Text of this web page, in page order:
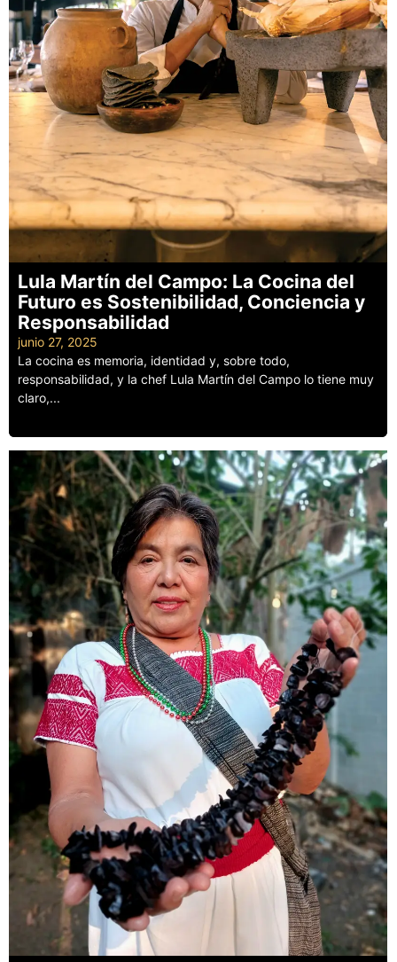
Lula Martín del Campo: La Cocina del
Futuro es Sostenibilidad, Conciencia y
Responsabilidad
junio 27, 2025
La cocina es memoria, identidad y, sobre todo,
responsabilidad, y la chef Lula Martín del Campo lo tiene muy
claro,...